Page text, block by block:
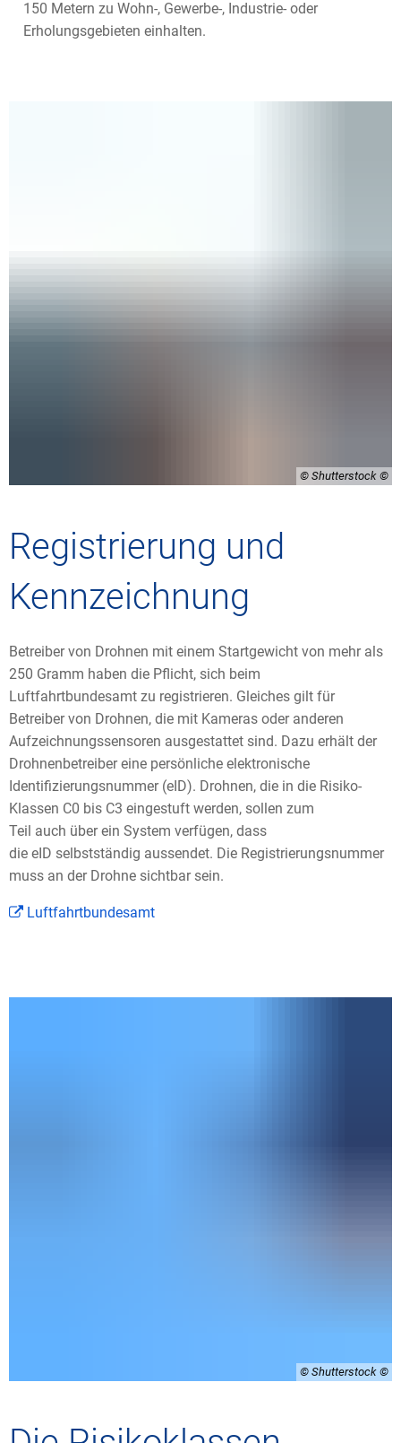
150 Metern zu Wohn-, Gewerbe-, Industrie- oder
Erholungsgebieten einhalten.
© Shutterstock
Registrierung und
Kennzeichnung
Betreiber von Drohnen mit einem Startgewicht von mehr als
250 Gramm haben die Pflicht, sich beim
Luftfahrtbundesamt zu registrieren. Gleiches gilt für
Betreiber von Drohnen, die mit Kameras oder anderen
Aufzeichnungssensoren ausgestattet sind. Dazu erhält der
Drohnenbetreiber eine persönliche elektronische
Identifizierungsnummer (eID). Drohnen, die in die Risiko-
Klassen C0 bis C3 eingestuft werden, sollen zum
Teil auch über ein System verfügen, dass
die eID selbstständig aussendet. Die Registrierungsnummer
muss an der Drohne sichtbar sein.
Luftfahrtbundesamt
© Shutterstock